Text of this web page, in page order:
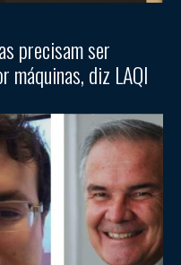
precisam ser
máquinas, diz LAQI